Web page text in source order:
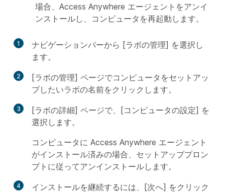
場合、Access Anywhere エージェントをアンイ
ンストールし、コンピュータを再起動します。
1
ナビゲーションバーから [ラボの管理] を選択し
ます。
2
[ラボの管理] ページでコンピュータをセットアッ
プしたいラボの名前をクリックします。
3
[ラボの詳細] ページで、[コンピュータの設定] を
選択します。
コンピュータに Access Anywhere エージェント
がインストール済みの場合、セットアッププロン
プトに従ってアンインストールします。
4
インストールを継続するには、[次へ] をクリック